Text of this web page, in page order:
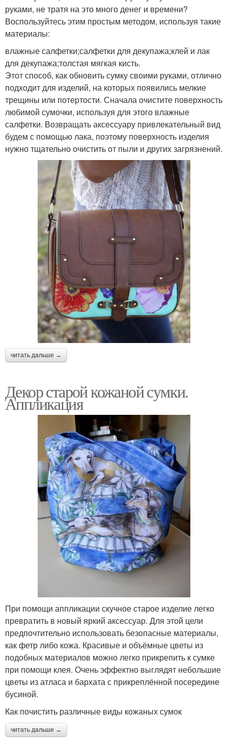
руками, не тратя на это много денег и времени?
Воспользуйтесь этим простым методом, используя такие
материалы:
влажные салфетки;салфетки для декупажа;клей и лак
для декупажа;толстая мягкая кисть.
Этот способ, как обновить сумку своими руками, отлично
подходит для изделий, на которых появились мелкие
трещины или потертости. Сначала очистите поверхность
любимой сумочки, используя для этого влажные
салфетки. Возвращать аксессуару привлекательный вид
будем с помощью лака, поэтому поверхность изделия
нужно тщательно очистить от пыли и других загрязнений.
читать дальше →
Декор старой кожаной сумки.
Аппликация
При помощи аппликации скучное старое изделие легко
превратить в новый яркий аксессуар. Для этой цели
предпочтительно использовать безопасные материалы,
как фетр либо кожа. Красивые и объёмные цветы из
подобных материалов можно легко прикрепить к сумке
при помощи клея. Очень эффектно выглядят небольшие
цветы из атласа и бархата с прикреплённой посередине
бусиной.
Как почистить различные виды кожаных сумок
читать дальше →